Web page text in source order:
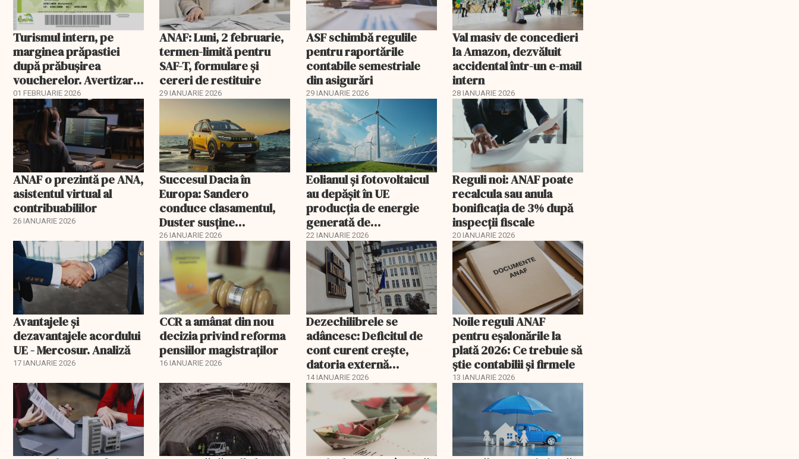
Turismul intern, pe
marginea prăpastiei
după prăbușirea
voucherelor. Avertizare
ANAT
01 FEBRUARIE 2026
ANAF: Luni, 2 februarie,
termen-limită pentru
SAF-T, formulare și
cereri de restituire
29 IANUARIE 2026
ASF schimbă regulile
pentru raportările
contabile semestriale
din asigurări
29 IANUARIE 2026
Val masiv de concedieri
la Amazon, dezvăluit
accidental într-un e-mail
intern
28 IANUARIE 2026
ANAF o prezintă pe ANA,
asistentul virtual al
contribuabililor
26 IANUARIE 2026
Succesul Dacia în
Europa: Sandero
conduce clasamentul,
Duster susține
producția de la Mioveni
26 IANUARIE 2026
Eolianul și fotovoltaicul
au depășit în UE
producția de energie
generată de
combustibilii fosili
22 IANUARIE 2026
Reguli noi: ANAF poate
recalcula sau anula
bonificația de 3% după
inspecții fiscale
20 IANUARIE 2026
Avantajele şi
dezavantajele acordului
UE - Mercosur. Analiză
17 IANUARIE 2026
CCR a amânat din nou
decizia privind reforma
pensiilor magistraţilor
16 IANUARIE 2026
Dezechilibrele se
adâncesc: Deficitul de
cont curent crește,
datoria externă
explodează
14 IANUARIE 2026
Noile reguli ANAF
pentru eşalonările la
plată 2026: Ce trebuie să
știe contabilii și firmele
13 IANUARIE 2026